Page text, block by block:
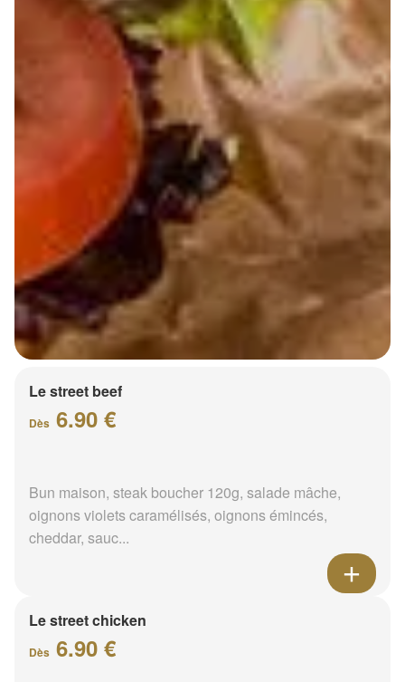
Le street beef
Dès 6.90 €
Bun maison, steak boucher 120g, salade mâche,
oignons violets caramélisés, oignons émincés,
cheddar, sauc...
Le street chicken
Dès 6.90 €